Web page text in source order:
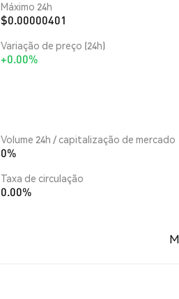
Máximo 24h
$0.00000401
Variação de preço (24h)
+0.00%
Volume 24h / capitalização de mercado
0%
Taxa de circulação
0.00%